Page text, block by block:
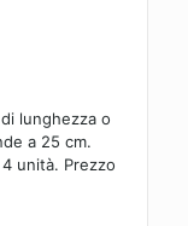
lunghezza o
a 25 cm.
unità. Prezzo